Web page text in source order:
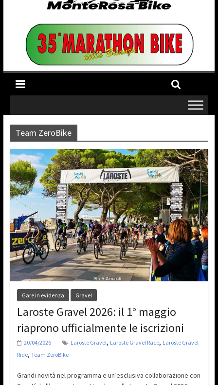
Team ZeroBike
Gare in evidenza Gravel
Laroste Gravel 2026: il 1° maggio
riaprono ufficialmente le iscrizioni
20/04/2026 Laroste Gravel, Laroste Gravel Race, Laroste Gravel
Ride, Team ZeroBike
Grandi novità nel programma e un’esclusiva collaborazione con